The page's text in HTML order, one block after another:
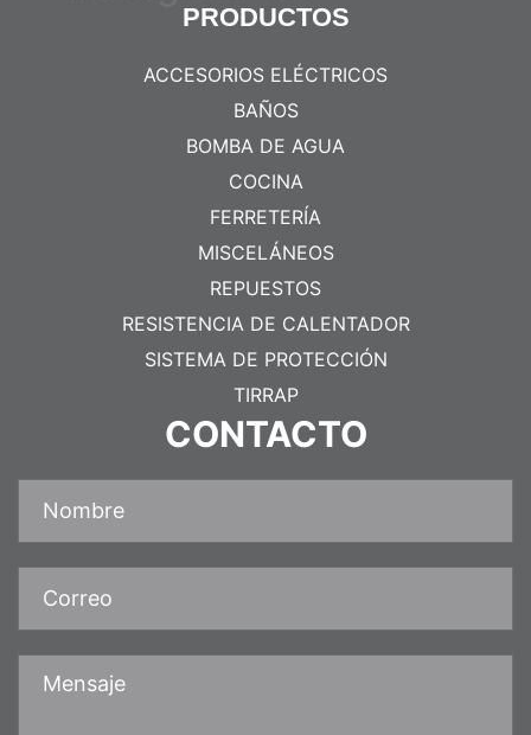
PRODUCTOS
ACCESORIOS ELÉCTRICOS
BAÑOS
BOMBA DE AGUA
COCINA
FERRETERÍA
MISCELÁNEOS
REPUESTOS
RESISTENCIA DE CALENTADOR
SISTEMA DE PROTECCIÓN
TIRRAP
CONTACTO